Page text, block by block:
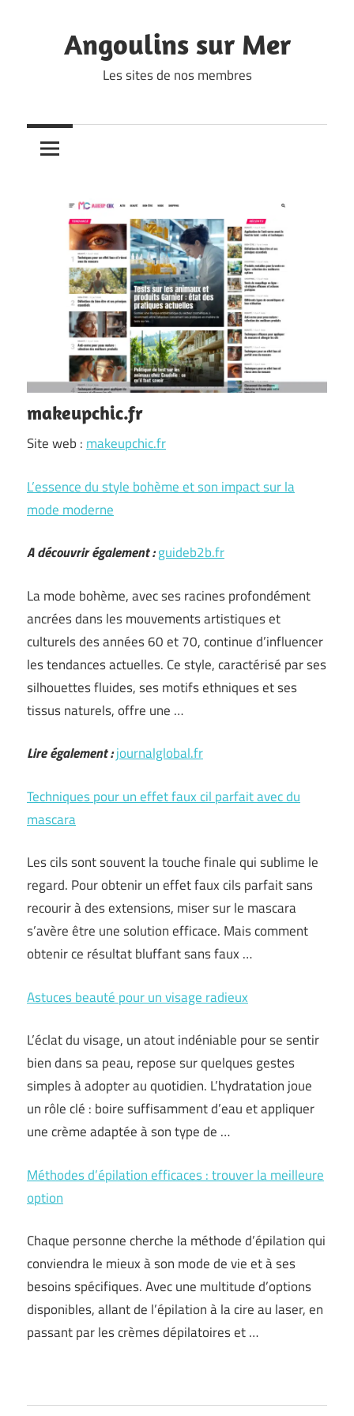
contentAngoulins sur Mer
Les sites de nos membres
makeupchic.fr
Site web : makeupchic.fr
L’essence du style bohème et son impact sur la
mode moderne
A découvrir également :guideb2b.fr
La mode bohème, avec ses racines profondément
ancrées dans les mouvements artistiques et
culturels des années 60 et 70, continue d’influencer
les tendances actuelles. Ce style, caractérisé par ses
silhouettes fluides, ses motifs ethniques et ses
tissus naturels, offre une …
Lire également :journalglobal.fr
Techniques pour un effet faux cil parfait avec du
mascara
Les cils sont souvent la touche finale qui sublime le
regard. Pour obtenir un effet faux cils parfait sans
recourir à des extensions, miser sur le mascara
s’avère être une solution efficace. Mais comment
obtenir ce résultat bluffant sans faux …
Astuces beauté pour un visage radieux
L’éclat du visage, un atout indéniable pour se sentir
bien dans sa peau, repose sur quelques gestes
simples à adopter au quotidien. L’hydratation joue
un rôle clé : boire suffisamment d’eau et appliquer
une crème adaptée à son type de …
Méthodes d’épilation efficaces : trouver la meilleure
option
Chaque personne cherche la méthode d’épilation qui
conviendra le mieux à son mode de vie et à ses
besoins spécifiques. Avec une multitude d’options
disponibles, allant de l’épilation à la cire au laser, en
passant par les crèmes dépilatoires et …